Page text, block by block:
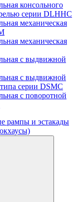
консольного
серии DLHHC
механическая
механическая
с выдвижной
с выдвижной
серии DSMC
с поворотной
рампы и эстакады